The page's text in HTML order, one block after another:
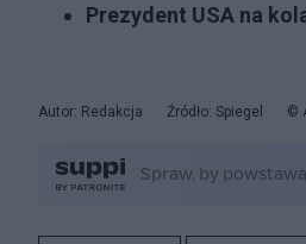
Prezydent USA na
Autor: Redakcja Źródło: Spiegel ©